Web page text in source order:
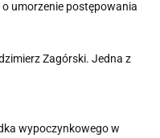
umorzenie postępowania
Zagórski. Jedna z
wypoczynkowego w